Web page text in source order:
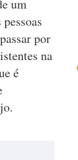
um
por
na
é